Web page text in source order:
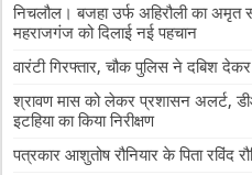
निचलौल। बजहा उर्फ अहिरौली का अमृत
महराजगंज को दिलाई नई पहचान
वारंटी गिरफ्तार, चौक पुलिस ने दबिश देकर
श्रावण मास को लेकर प्रशासन अलर्ट,
इटहिया का किया निरीक्षण
पत्रकार आशुतोष रौनियार के पिता रविंद